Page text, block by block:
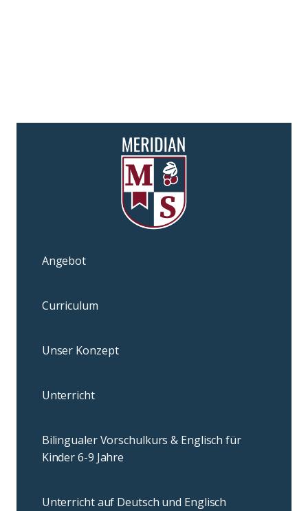
Angebot
Curriculum
Unser Konzept
Unterricht
Bilingualer Vorschulkurs & Englisch für
Kinder 6-9 Jahre
Unterricht auf Deutsch und Englisch